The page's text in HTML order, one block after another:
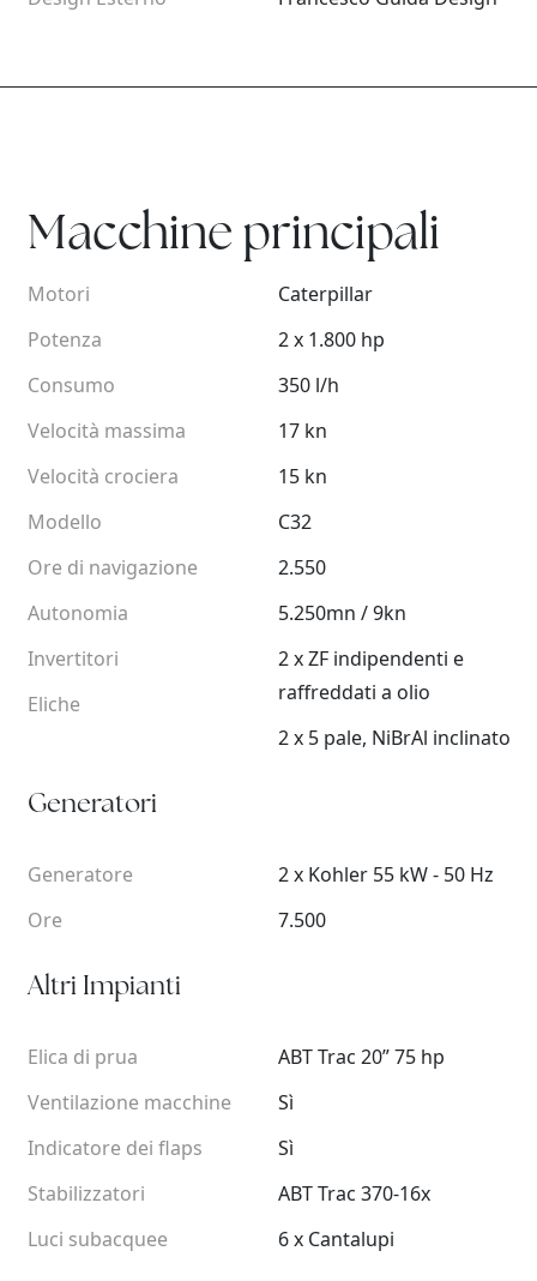
Macchine principali
Motori
Potenza
Consumo
Velocità massima
Velocità crociera
Modello
Ore di navigazione
Autonomia
Invertitori
Eliche
Caterpillar
2 x 1.800 hp
350 l/h
17 kn
15 kn
C32
2.550
5.250mn / 9kn
2 x ZF indipendenti e
raffreddati a olio
2 x 5 pale, NiBrAl inclinato
Generatori
Generatore
Ore
2 x Kohler 55 kW - 50 Hz
7.500
Altri Impianti
Elica di prua
Ventilazione macchine
Indicatore dei flaps
Stabilizzatori
Luci subacquee
ABT Trac 20” 75 hp
Sì
Sì
ABT Trac 370-16x
6 x Cantalupi